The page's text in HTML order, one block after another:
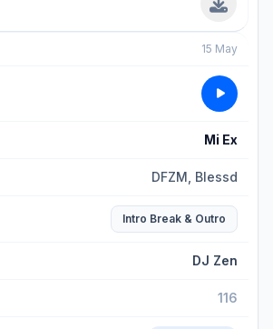
15 May
Mi Ex
DFZM, Blessd
Intro Break & Outro
DJ Zen
116